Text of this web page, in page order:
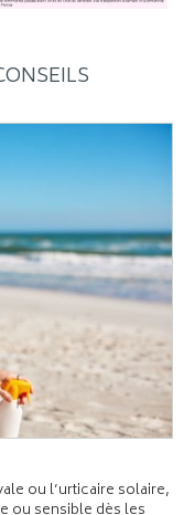
ou l’urticaire solaire,